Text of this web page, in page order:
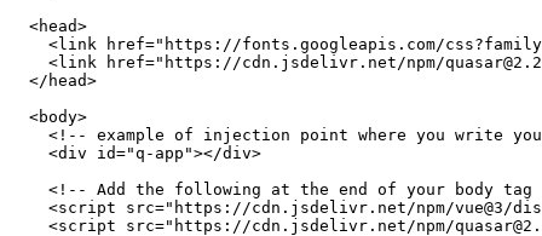
<head>
<link href=" https://fonts.googleapis.com/
<link href=" https://cdn.jsdelivr.net/npm/
</ head>
<body>
<!-- example of injection point where you write
<div id="q-app "></div>
<!-- Add the following at the end of your body tag
<script src=" https://cdn.jsdelivr.net/npm/vue@3/
<script src=" https://cdn.jsdelivr.net/npm/